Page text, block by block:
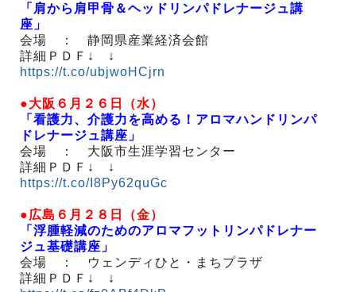
「肩から肩甲骨＆ヘッドリンパドレナージュ講
座」
会場 ： 静岡県産業経済会館
詳細ＰＤＦ↓ ↓
https://t.co/ubjwoHCjrn
●大阪６月２６日（水）
「看護力、介護力を高める！アロマハンドリンパ
ドレナージュ講座」
会場 ： 大阪市生涯学習センター
詳細ＰＤＦ↓ ↓
https://t.co/I8Py62quGc
●広島６月２８日（金）
「浮腫軽減のためのアロマフットリンパドレナー
ジュ基礎講座」
会場 ： ウェンディひと・まちプラザ
詳細ＰＤＦ↓ ↓